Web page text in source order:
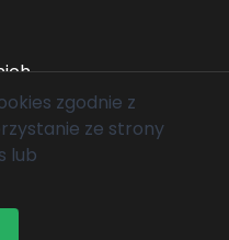
Wszelkie prawa
zgodnie z
ze strony
lub